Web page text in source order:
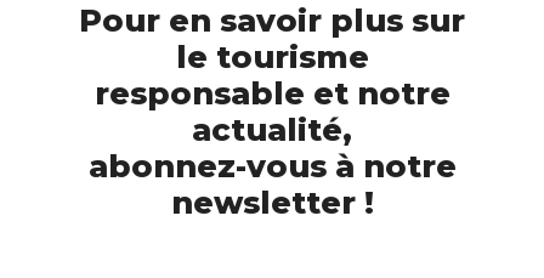
Pour en savoir plus sur
le tourisme
responsable et notre
actualité,
abonnez-vous à notre
newsletter !